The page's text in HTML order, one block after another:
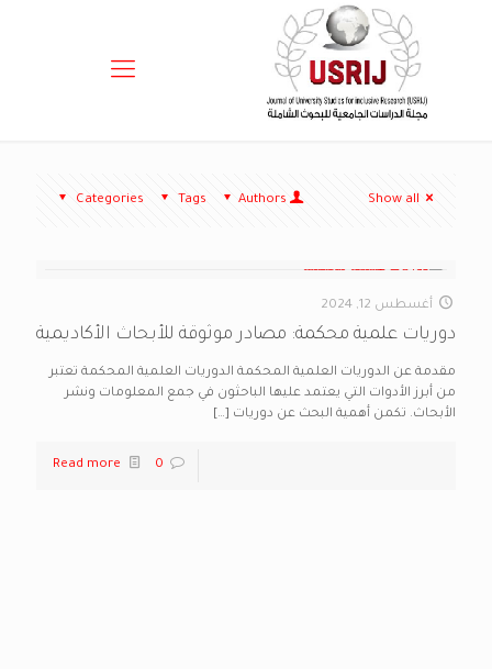
Categories Tags Authors Show all
أغسطس 12, 2024
دوريات علمية محكمة: مصادر موثوقة للأبحاث الأكاديمية
مقدمة عن الدوريات العلمية المحكمة الدوريات العلمية المحكمة تعتبر
من أبرز الأدوات التي يعتمد عليها الباحثون في جمع المعلومات ونشر
الأبحاث. تكمن أهمية البحث عن دوريات […]
0
Read more